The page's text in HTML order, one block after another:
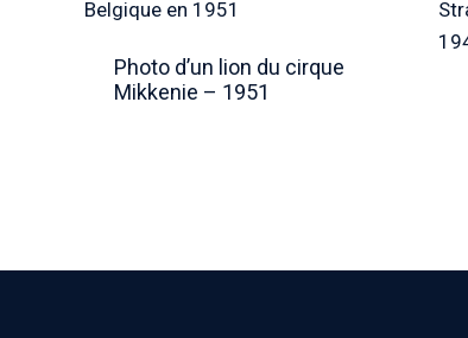
Photo d’un lion du cirque
Mikkenie – 1951